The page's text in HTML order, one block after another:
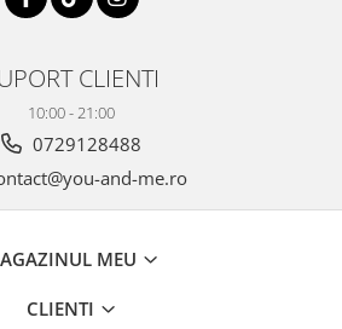
CLIENTI
10:00 - 21:00
0729128488
and-me.ro
MEU
CLIENTI